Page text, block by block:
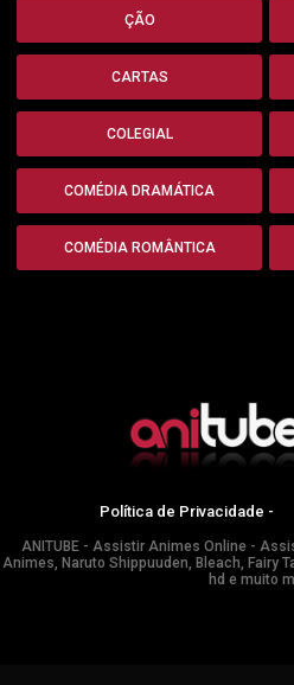
ÇÃO
CARTAS
COLEGIAL
COMÉDIA DRAMÁTICA
COMÉDIA ROMÂNTICA
Política de Privacidade -
ANITUBE - Assistir Animes Online -
Animes, Naruto Shippuuden, Bleach, Fairy
hd e muito